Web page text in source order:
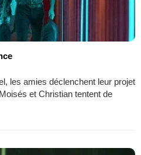
les amies déclenchent leur projet
et Christian tentent de